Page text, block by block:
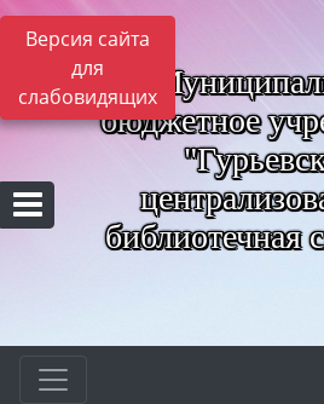
Версия сайта
для
слабовидящих
бюджетное
библиотечная